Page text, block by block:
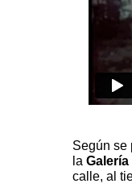
Según se
la
calle, al